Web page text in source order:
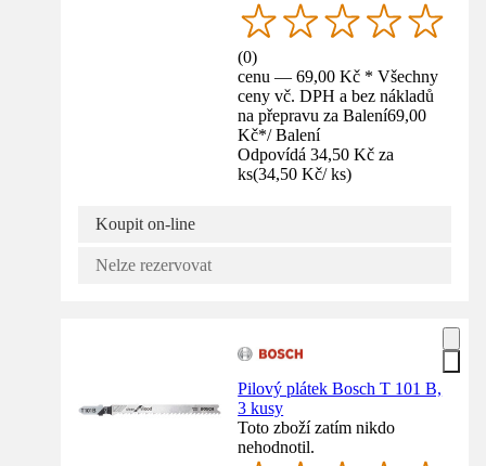
(0)
cenu — 69,00 Kč * Všechny
ceny vč. DPH a bez nákladů
na přepravu za Balení69,00
Kč*/ Balení
Odpovídá 34,50 Kč za
ks(34,50 Kč/ ks)
Koupit on-line
Nelze rezervovat
Pilový plátek Bosch T 101 B,
3 kusy
Toto zboží zatím nikdo
nehodnotil.